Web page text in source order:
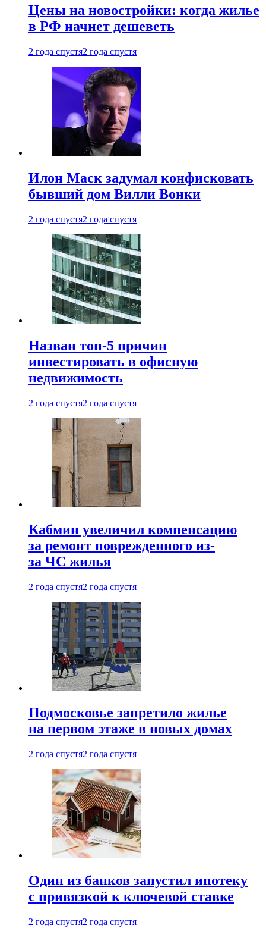
Цены на новостройки: когда жилье
в РФ начнет дешеветь
2 года спустя2 года спустя
Илон Маск задумал конфисковать
бывший дом Вилли Вонки
2 года спустя2 года спустя
Назван топ-5 причин
инвестировать в офисную
недвижимость
2 года спустя2 года спустя
Кабмин увеличил компенсацию
за ремонт поврежденного из-
за ЧС жилья
2 года спустя2 года спустя
Подмосковье запретило жилье
на первом этаже в новых домах
2 года спустя2 года спустя
Один из банков запустил ипотеку
с привязкой к ключевой ставке
2 года спустя2 года спустя